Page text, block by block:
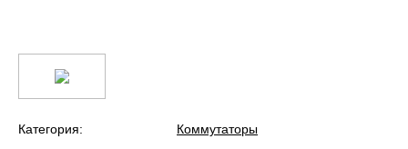
Категория:
Коммутаторы